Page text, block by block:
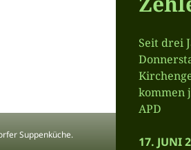
Suppenküche.
Seit drei
kommen
APD
17. JUNI